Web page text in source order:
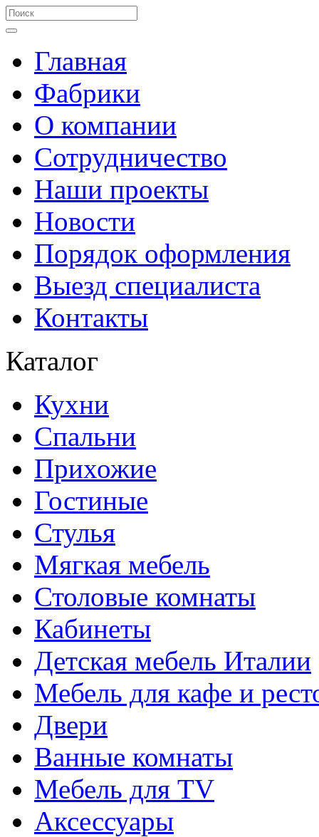
Главная
Фабрики
О компании
Сотрудничество
Наши проекты
Новости
Порядок оформления
Выезд специалиста
Контакты
Каталог
Кухни
Спальни
Прихожие
Гостиные
Стулья
Мягкая мебель
Столовые комнаты
Кабинеты
Детская мебель Италии
Мебель для кафе и
Двери
Ванные комнаты
Мебель для TV
Аксессуары